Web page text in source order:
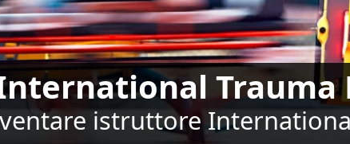
Trauma
istruttore